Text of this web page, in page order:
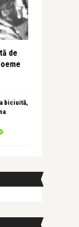
de
biciuită,